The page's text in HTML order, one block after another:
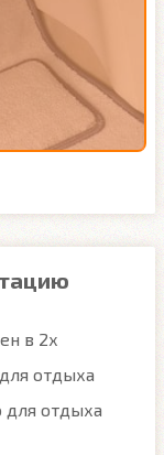
в 2х
отдыха
отдыха